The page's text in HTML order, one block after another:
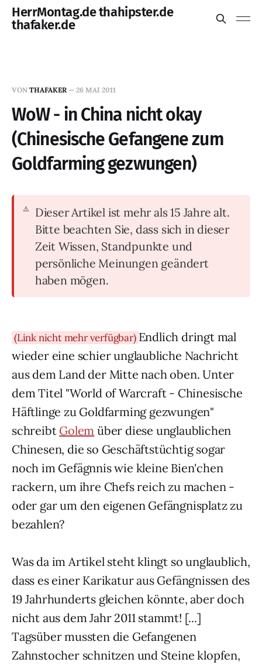
HerrMontag.de thahipster.de
thafaker.de
VON THAFAKER — 26 MAI 2011
WoW - in China nicht okay
(Chinesische Gefangene zum
Goldfarming gezwungen)
Dieser Artikel ist mehr als 15 Jahre alt.
Bitte beachten Sie, dass sich in dieser
Zeit Wissen, Standpunkte und
persönliche Meinungen geändert
haben mögen.
(Link nicht mehr verfügbar)Endlich dringt mal
wieder eine schier unglaubliche Nachricht
aus dem Land der Mitte nach oben. Unter
dem Titel "World of Warcraft - Chinesische
Häftlinge zu Goldfarming gezwungen"
schreibt Golem über diese unglaublichen
Chinesen, die so Geschäftstüchtig sogar
noch im Gefägnnis wie kleine Bien'chen
rackern, um ihre Chefs reich zu machen -
oder gar um den eigenen Gefängnisplatz zu
bezahlen?
Was da im Artikel steht klingt so unglaublich,
dass es einer Karikatur aus Gefängnissen des
19 Jahrhunderts gleichen könnte, aber doch
nicht aus dem Jahr 2011 stammt! [...]
Tagsüber mussten die Gefangenen
Zahnstocher schnitzen und Steine klopfen,